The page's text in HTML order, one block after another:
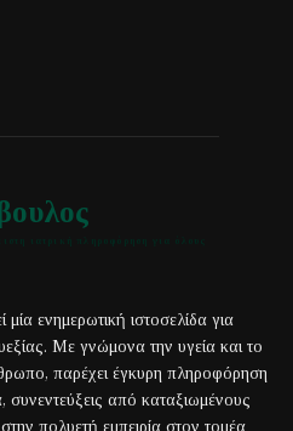
ενημερωτική ιστοσελίδα για
Με γνώμονα την υγεία και το
παρέχει έγκυρη πληροφόρηση
συνεντεύξεις από καταξιωμένους
πολυετή εμπειρία στον τομέα